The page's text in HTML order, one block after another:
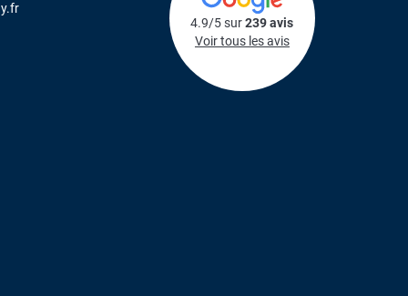
4.9/5 sur239 avis
Voir tous les avis